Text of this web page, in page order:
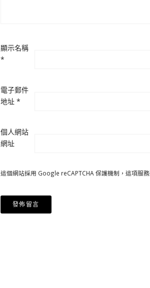
顯示名稱
*
電子郵件
地址 *
個人網站
網址
這個網站採用 Google reCAPTCHA 保護機制，這項服